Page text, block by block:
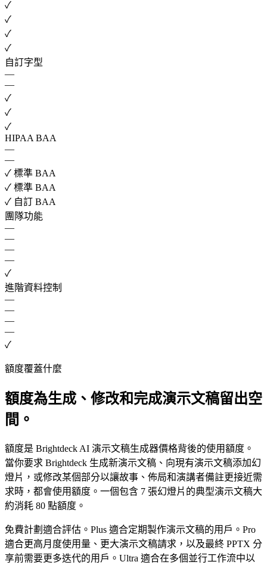
✓
✓
✓
✓
自訂字型
—
—
✓
✓
✓
HIPAA BAA
—
—
✓ 標準 BAA
✓ 標準 BAA
✓ 自訂 BAA
團隊功能
—
—
—
—
✓
進階資料控制
—
—
—
—
✓
額度覆蓋什麼
額度為生成、修改和完成演示文稿留出空
間。
額度是 Brightdeck AI 演示文稿生成器價格背後的使用額度。
當你要求 Brightdeck 生成新演示文稿、向現有演示文稿添加幻
燈片，或修改某個部分以讓故事、佈局和演講者備註更接近需
求時，都會使用額度。一個包含 7 張幻燈片的典型演示文稿大
約消耗 80 點額度。
免費計劃適合評估。Plus 適合定期製作演示文稿的用戶。Pro
適合更高月度使用量、更大演示文稿請求，以及最終 PPTX 分
享前需要更多迭代的用戶。Ultra 適合在多個並行工作流中以